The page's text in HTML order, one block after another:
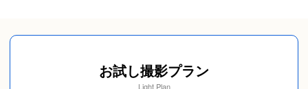
お試し撮影プラン
Light Plan